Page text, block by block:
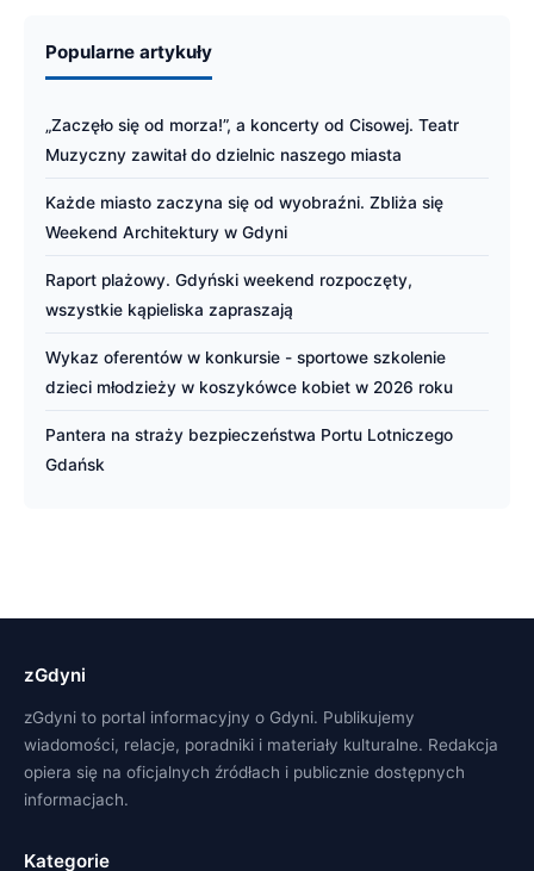
Popularne artykuły
„Zaczęło się od morza!”, a koncerty od Cisowej. Teatr
Muzyczny zawitał do dzielnic naszego miasta
Każde miasto zaczyna się od wyobraźni. Zbliża się
Weekend Architektury w Gdyni
Raport plażowy. Gdyński weekend rozpoczęty,
wszystkie kąpieliska zapraszają
Wykaz oferentów w konkursie - sportowe szkolenie
dzieci młodzieży w koszykówce kobiet w 2026 roku
Pantera na straży bezpieczeństwa Portu Lotniczego
Gdańsk
zGdyni
zGdyni to portal informacyjny o Gdyni. Publikujemy
wiadomości, relacje, poradniki i materiały kulturalne. Redakcja
opiera się na oficjalnych źródłach i publicznie dostępnych
informacjach.
Kategorie